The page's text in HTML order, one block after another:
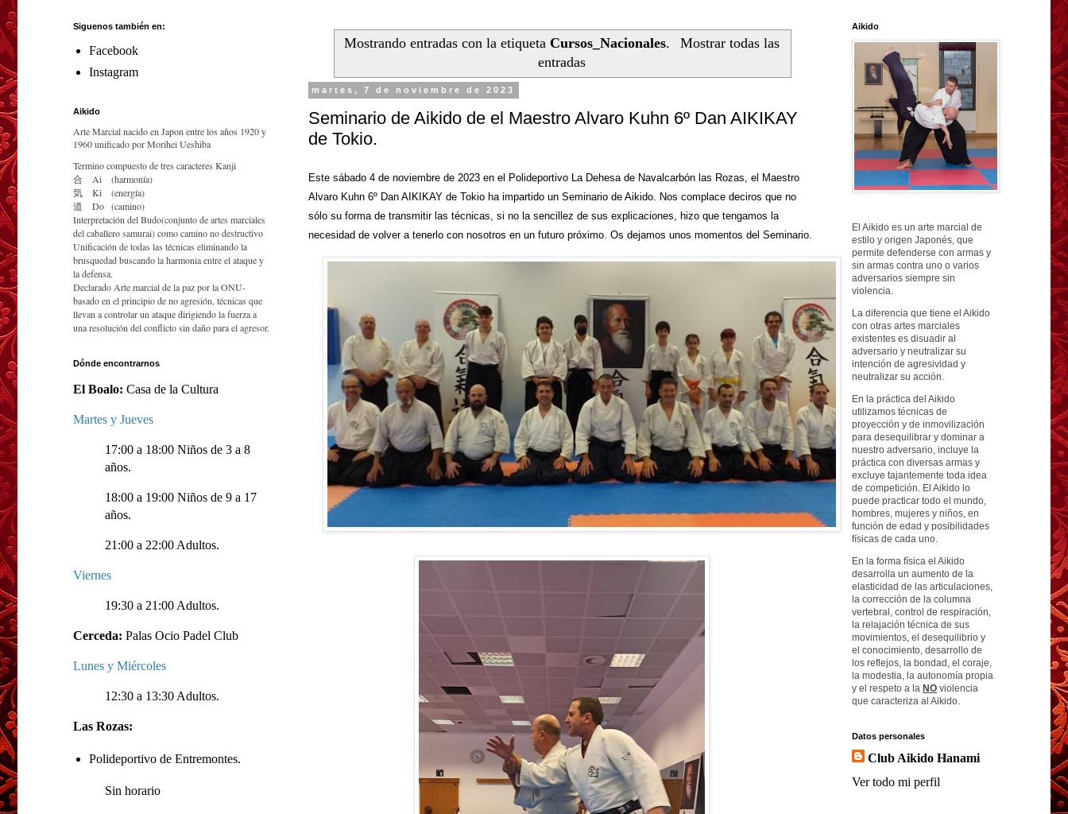
Mostrando entradas con la etiqueta Cursos_Nacionales.
Mostrar todas las
entradas
martes, 7 de noviembre de 2023
Seminario de Aikido de el Maestro Alvaro Kuhn 6º Dan AIKIKAY
de Tokio.
Este sábado 4 de noviembre de 2023 en el Polideportivo La Dehesa de Navalcarbón las Rozas, el Maestro
Alvaro Kuhn 6º Dan AIKIKAY de Tokio ha impartido un Seminario de Aikido. Nos complace deciros que no
sólo su forma de transmitir las técnicas, si no la sencillez de sus explicaciones, hizo que tengamos la
necesidad de volver a tenerlo con nosotros en un futuro próximo. Os dejamos unos momentos del Seminario.
Siguenos también en:
Facebook
Instagram
Aikido
Arte Marcial nacido en Japon entre los años 1920 y
1960 unificado por Morihei Ueshiba
Termino compuesto de tres caracteres Kanji
合
Ai
(harmonía)
気
Ki
(energía)
道
Do (camino)
Interpretación del Budo(conjunto de artes marciales
del caballero samurai) como camino no destructivo
Unificación de todas las técnicas eliminando la
brusquedad buscando la harmonia entre el ataque y
la defensa.
Declarado Arte marcial de la paz por la ONU-
basado en el principio de no agresión, técnicas que
llevan a controlar un ataque dirigiendo la fuerza a
una resolución del conflicto sin daño para el agresor.
Dónde encontrarnos
El Boalo: Casa de la Cultura
Martes y Jueves
17:00 a 18:00 Niños de 3 a 8
años.
18:00 a 19:00 Niños de 9 a 17
años.
21:00 a 22:00 Adultos.
Viernes
19:30 a 21:00 Adultos.
Cerceda: Palas Ocio Padel Club
Lunes y Miércoles
12:30 a 13:30 Adultos.
Las Rozas:
Polideportivo de Entremontes.
Sin horario
Aikido
El Aikido es un arte marcial de
estilo y origen Japonés, que
permite defenderse con armas y
sin armas contra uno o varios
adversarios siempre sin
violencia.
La diferencia que tiene el Aikido
con otras artes marciales
existentes es disuadir al
adversario y neutralizar su
intención de agresividad y
neutralizar su acción.
En la práctica del Aikido
utilizamos técnicas de
proyección y de inmovilización
para desequilibrar y dominar a
nuestro adversario, incluye la
práctica con diversas armas y
excluye tajantemente toda idea
de competición. El Aikido lo
puede practicar todo el mundo,
hombres, mujeres y niños, en
función de edad y posibilidades
físicas de cada uno.
En la forma física el Aikido
desarrolla un aumento de la
elasticidad de las articulaciones,
la corrección de la columna
vertebral, control de respiración,
la relajación técnica de sus
movimientos, el desequilibrio y
el conocimiento, desarrollo de
los reflejos, la bondad, el coraje,
la modestia, la autonomía propia
y el respeto a la NO violencia
que caracteriza al Aikido.
Datos personales
Club Aikido Hanami
Ver todo mi perfil